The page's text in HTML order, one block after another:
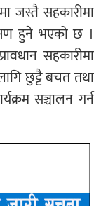
जस्तै सहकारीमा
हुने भएको छ ।
सहकारीमा
छुट्टै बचत तथा
सञ्चालन गर्न